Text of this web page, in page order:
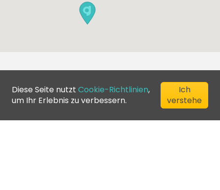
©2026Greenfee365 Europe AB.
Diese Seite nutzt Cookie-Richtlinien,
um Ihr Erlebnis zu verbessern.
Ich
verstehe